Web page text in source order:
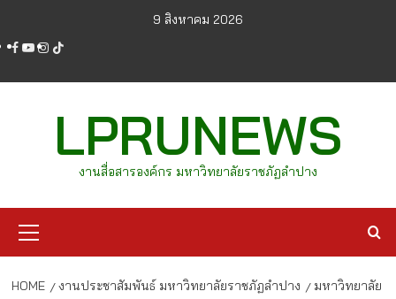
content
9 สิงหาคม 2026
facebook
youtube
instagram
tiktok
LPRUNEWS
งานสื่อสารองค์กร มหาวิทยาลัยราชภัฏลำปาง
Menu
HOME งานประชาสัมพันธ์ มหาวิทยาลัยราชภัฏลำปาง
มหาวิทยาลัย